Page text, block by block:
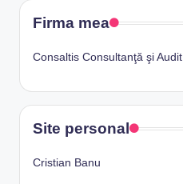
Firma mea
Consaltis Consultanţă şi Audit
Site personal
Cristian Banu